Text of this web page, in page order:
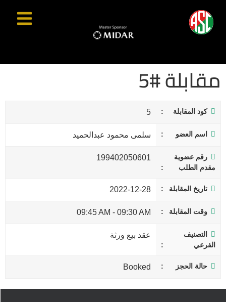
مقابلة #5
كود المقابلة 5
اسم العضو سلمى محمود عبدالحميد
رقم عضوية
مقدم الطلب
199402050601
تاريخ المقابلة 2022-12-28
وقت المقابلة 09:30 AM
-
09:45 AM
التصنيف
الفرعي
عقد بيع ورثة
حالة الحجز Booked